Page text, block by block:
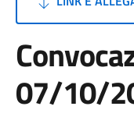
07/10/